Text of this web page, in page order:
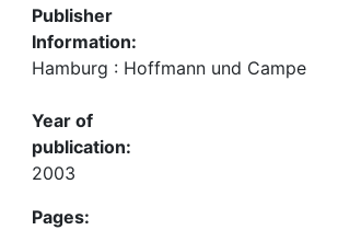
Publisher
Information:
Hamburg : Hoffmann und Campe
Year of
publication:
2003
Pages: